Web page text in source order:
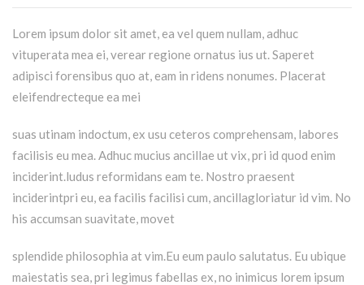
Lorem ipsum dolor sit amet, ea vel quem nullam, adhuc
vituperata mea ei, verear regione ornatus ius ut. Saperet
adipisci forensibus quo at, eam in ridens nonumes. Placerat
eleifendrecteque ea mei
suas utinam indoctum, ex usu ceteros comprehensam, labores
facilisis eu mea. Adhuc mucius ancillae ut vix, pri id quod enim
inciderint.ludus reformidans eam te. Nostro praesent
inciderintpri eu, ea facilis facilisi cum, ancillagloriatur id vim. No
his accumsan suavitate, movet
splendide philosophia at vim.Eu eum paulo salutatus. Eu ubique
maiestatis sea, pri legimus fabellas ex, no inimicus lorem ipsum